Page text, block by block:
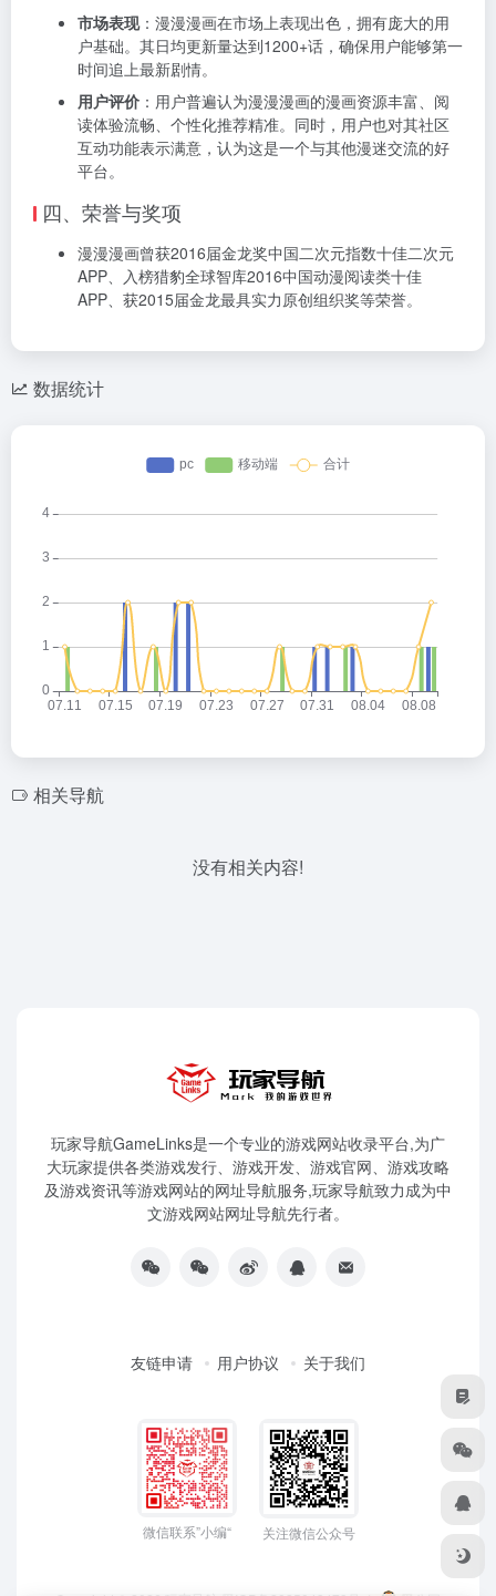
市场表现：漫漫漫画在市场上表现出色，拥有庞大的用
户基础。其日均更新量达到1200+话，确保用户能够第一
时间追上最新剧情。
用户评价 ：用户普遍认为漫漫漫画的漫画资源丰富、阅
读体验流畅、个性化推荐精准。同时，用户也对其社区
互动功能表示满意，认为这是一个与其他漫迷交流的好
平台。
四、荣誉与奖项
漫漫漫画曾获2016届金龙奖中国二次元指数十佳二次元
APP、入榜猎豹全球智库2016中国动漫阅读类十佳
APP、获2015届金龙最具实力原创组织奖等荣誉。
数据统计
相关导航
没有相关内容!
玩家导航GameLinks是一个专业的游戏网站收录平台,为广
大玩家提供各类游戏发行、游戏开发、游戏官网、游戏攻略
及游戏资讯等游戏网站的网址导航服务,玩家导航致力成为中
文游戏网站网址导航先行者。
友链申请 用户协议 关于我们
微信联系”小编“ 关注微信公众号